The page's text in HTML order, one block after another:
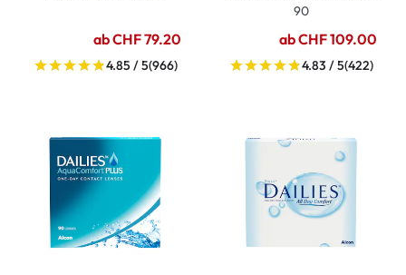
ab CHF 79.20
4.85 / 5(966)
90
ab CHF 109.00
4.83 / 5(422)